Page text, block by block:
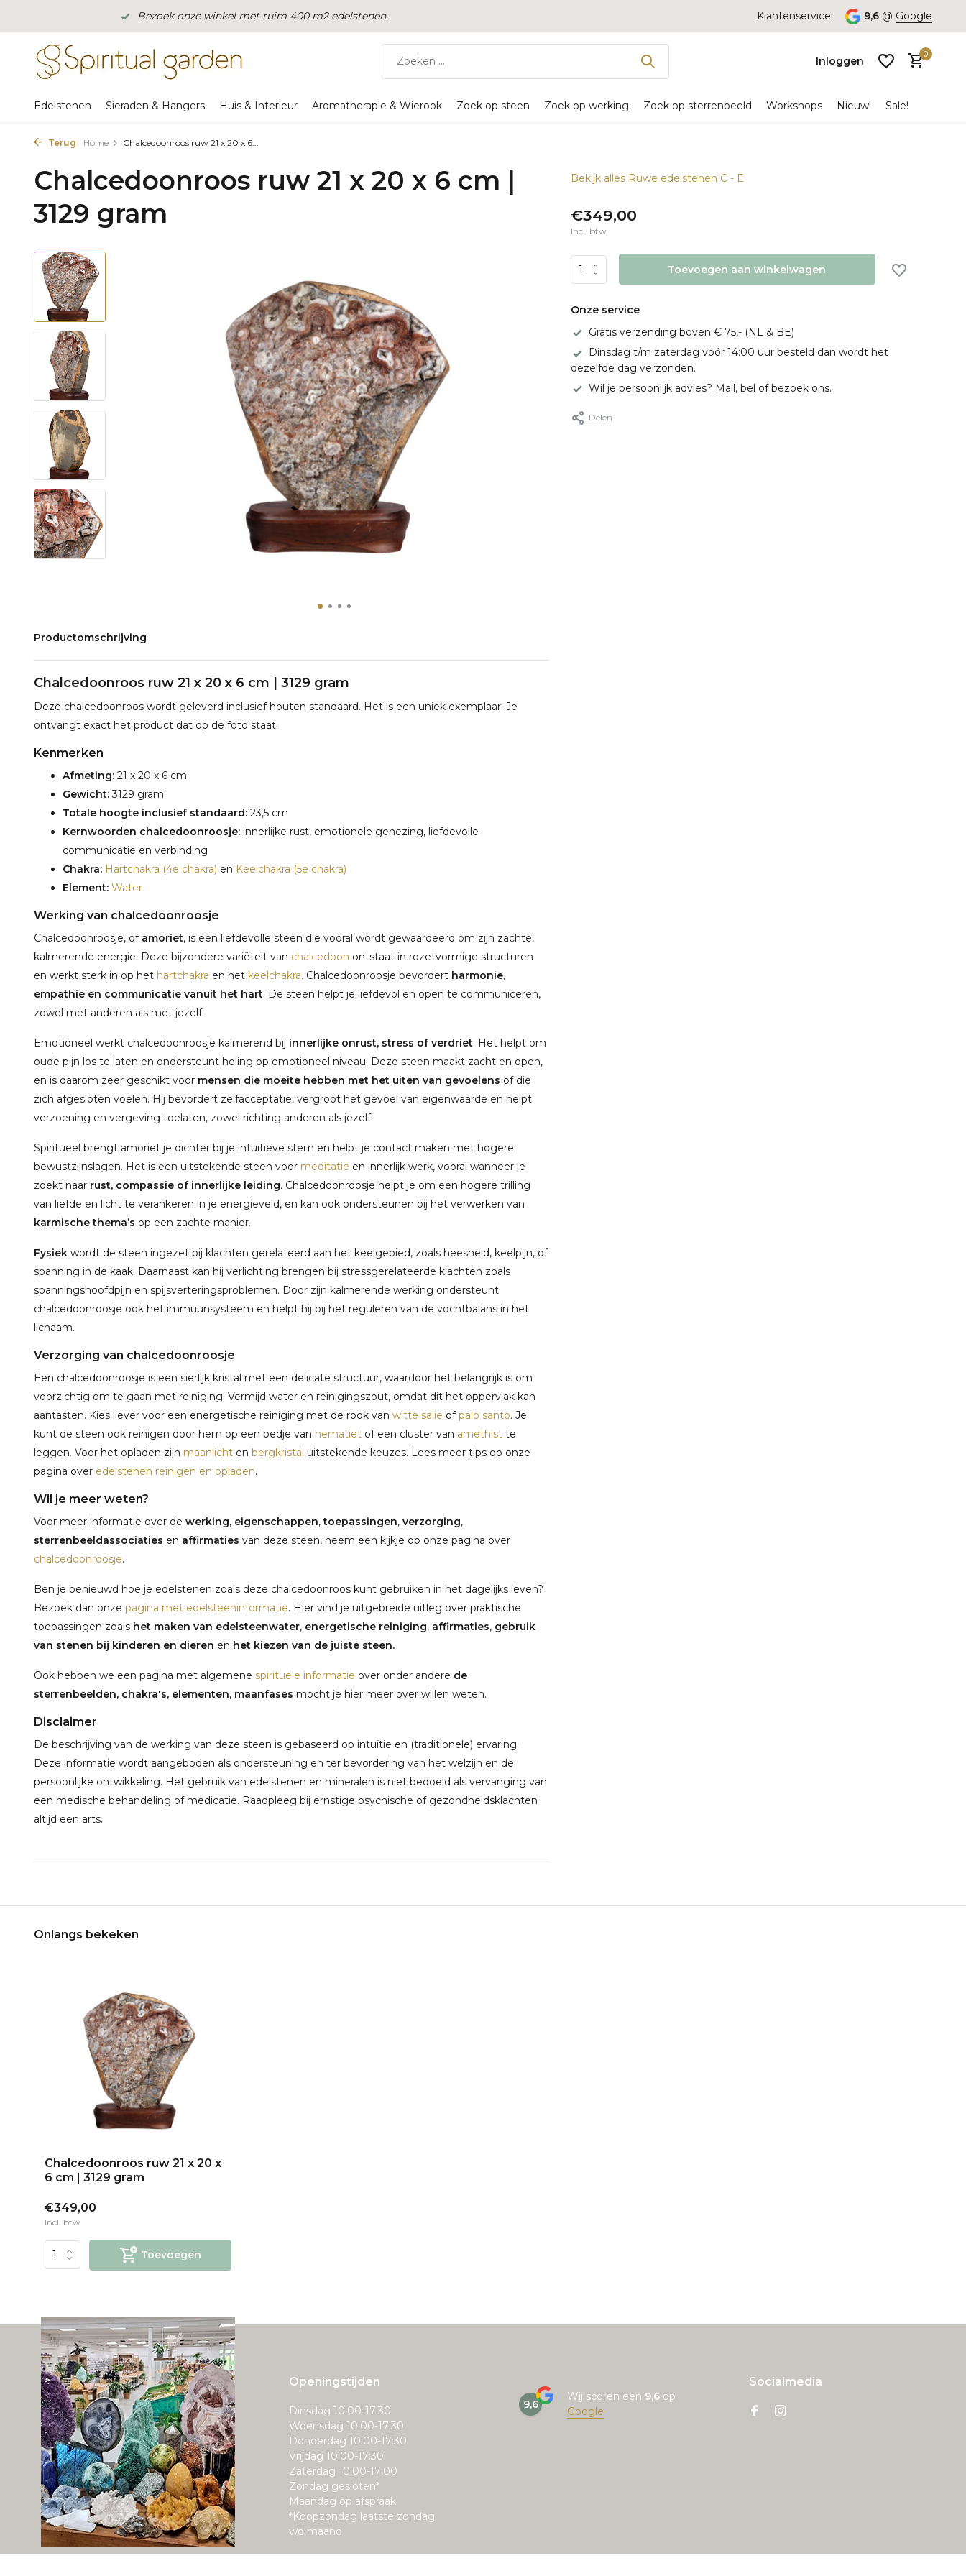
Bezoek onze winkel met ruim 400 m2 edelstenen. Klantenservice 9,6 @ Google
Inloggen
0
Edelstenen Sieraden & Hangers Huis & Interieur Aromatherapie & Wierook Zoek op steen Zoek op werking Zoek op sterrenbeeld Workshops Nieuw! Sale!
Terug Home Chalcedoonroos ruw 21 x 20 x 6...
Chalcedoonroos ruw 21 x 20 x 6 cm |
3129 gram
Productomschrijving
Chalcedoonroos ruw 21 x 20 x 6 cm | 3129 gram
Deze chalcedoonroos wordt geleverd inclusief houten standaard. Het is een uniek exemplaar. Je
ontvangt exact het product dat op de foto staat.
Kenmerken
Afmeting: 21 x 20 x 6 cm.
Gewicht:3129 gram
Totale hoogte inclusief standaard: 23,5 cm
Kernwoorden chalcedoonroosje: innerlijke rust, emotionele genezing, liefdevolle
communicatie en verbinding
Chakra: Hartchakra (4e chakra) en Keelchakra (5e chakra)
Element: Water
Werking van chalcedoonroosje
Chalcedoonroosje, of amoriet, is een liefdevolle steen die vooral wordt gewaardeerd om zijn zachte,
kalmerende energie. Deze bijzondere variëteit van chalcedoon ontstaat in rozetvormige structuren
en werkt sterk in op het hartchakra en het keelchakra. Chalcedoonroosje bevordert harmonie,
empathie en communicatie vanuit het hart. De steen helpt je liefdevol en open te communiceren,
zowel met anderen als met jezelf.
Emotioneel werkt chalcedoonroosje kalmerend bij innerlijke onrust, stress of verdriet. Het helpt om
oude pijn los te laten en ondersteunt heling op emotioneel niveau. Deze steen maakt zacht en open,
en is daarom zeer geschikt voor mensen die moeite hebben met het uiten van gevoelens of die
zich afgesloten voelen. Hij bevordert zelfacceptatie, vergroot het gevoel van eigenwaarde en helpt
verzoening en vergeving toelaten, zowel richting anderen als jezelf.
Spiritueel brengt amoriet je dichter bij je intuïtieve stem en helpt je contact maken met hogere
bewustzijnslagen. Het is een uitstekende steen voor meditatie en innerlijk werk, vooral wanneer je
zoekt naar rust, compassie of innerlijke leiding. Chalcedoonroosje helpt je om een hogere trilling
van liefde en licht te verankeren in je energieveld, en kan ook ondersteunen bij het verwerken van
karmische thema’s op een zachte manier.
Fysiek wordt de steen ingezet bij klachten gerelateerd aan het keelgebied, zoals heesheid, keelpijn, of
spanning in de kaak. Daarnaast kan hij verlichting brengen bij stressgerelateerde klachten zoals
spanningshoofdpijn en spijsverteringsproblemen. Door zijn kalmerende werking ondersteunt
chalcedoonroosje ook het immuunsysteem en helpt hij bij het reguleren van de vochtbalans in het
lichaam.
Verzorging van chalcedoonroosje
Een chalcedoonroosje is een sierlijk kristal met een delicate structuur, waardoor het belangrijk is om
voorzichtig om te gaan met reiniging. Vermijd water en reinigingszout, omdat dit het oppervlak kan
aantasten. Kies liever voor een energetische reiniging met de rook van witte salie ofpalo santo. Je
kunt de steen ook reinigen door hem op een bedje van hematiet of een cluster van amethist te
leggen. Voor het opladen zijn maanlicht en bergkristal uitstekende keuzes. Lees meer tips op onze
pagina over edelstenen reinigen en opladen.
Wil je meer weten?
Voor meer informatie over de werking, eigenschappen,toepassingen, verzorging,
sterrenbeeldassociaties en affirmaties van deze steen, neem een kijkje op onze pagina over
chalcedoonroosje.
Ben je benieuwd hoe je edelstenen zoals deze chalcedoonroos kunt gebruiken in het dagelijks leven?
Bezoek dan onze pagina met edelsteeninformatie. Hier vind je uitgebreide uitleg over praktische
toepassingen zoals het maken van edelsteenwater, energetische reiniging, affirmaties, gebruik
van stenen bij kinderen en dieren en het kiezen van de juiste steen.
Ook hebben we een pagina met algemene spirituele informatie over onder andere de
sterrenbeelden, chakra's, elementen, maanfases mocht je hier meer over willen weten.
Disclaimer
De beschrijving van de werking van deze steen is gebaseerd op intuïtie en (traditionele) ervaring.
Deze informatie wordt aangeboden als ondersteuning en ter bevordering van het welzijn en de
persoonlijke ontwikkeling. Het gebruik van edelstenen en mineralen is niet bedoeld als vervanging van
een medische behandeling of medicatie. Raadpleeg bij ernstige psychische of gezondheidsklachten
altijd een arts.
Bekijk alles Ruwe edelstenen C - E
€349,00
Incl. btw
Toevoegen aan winkelwagen
Onze service
Gratis verzending boven € 75,- (NL & BE)
Dinsdag t/m zaterdag vóór 14:00 uur besteld dan wordt het
dezelfde dag verzonden.
Wil je persoonlijk advies? Mail, bel of bezoek ons.
Delen
Onlangs bekeken
Chalcedoonroos ruw 21 x 20 x
6 cm | 3129 gram
€349,00
Incl. btw
Toevoegen
Openingstijden
Dinsdag 10:00-17:30
Woensdag 10:00-17:30
Donderdag 10:00-17:30
Vrijdag 10:00-17:30
Zaterdag 10:00-17:00
Zondag gesloten*
Maandag op afspraak
*Koopzondag laatste zondag
v/d maand
9,6
Wij scoren een 9,6 op
Google
Socialmedia